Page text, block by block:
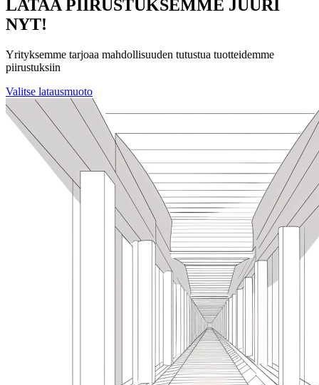
LATAA PIIRUSTUKSEMME JUURI
NYT!
Yrityksemme tarjoaa mahdollisuuden tutustua tuotteidemme
piirustuksiin️
Valitse latausmuoto